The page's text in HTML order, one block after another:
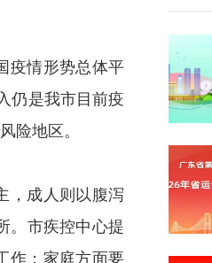
疫情形势总体平
仍是我市目前疫
险地区。
，成人则以腹泻
。市疾控中心提
作；家庭方面要